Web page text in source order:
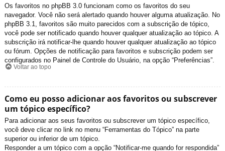
Os favoritos no phpBB 3.0 funcionam como os favoritos do seu
navegador. Você não será alertado quando houver alguma atualização. No
phpBB 3.1, favoritos são muito parecidos com a subscrição de tópico,
você pode ser notificado quando houver qualquer atualização ao tópico. A
subscrição irá notificar-lhe quando houver qualquer atualização ao tópico
ou fórum. Opções de notificação para favoritos e subscrição podem ser
configurados no Painel de Controle do Usuário, na opção “Preferências”.
Voltar ao topo
Como eu posso adicionar aos favoritos ou subscrever
um tópico específico?
Para adicionar aos seus favoritos ou subscrever um tópico específico,
você deve clicar no link no menu “Ferramentas do Tópico” na parte
superior ou inferior de um tópico.
Responder a um tópico com a opção “Notificar-me quando for respondida”